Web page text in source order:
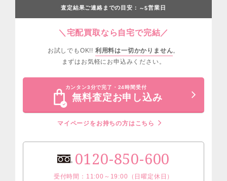
査定結果ご連絡までの目安： ～5営業日
＼宅配買取なら自宅で完結／
お試しでもOK!! 利用料は一切かかりません。
まずはお気軽にお申込みください。
カンタン3分で完了・24時間受付
無料査定お申し込み
マイページをお持ちの方はこちら
0120-850-600
受付時間：11:00～19:00（日曜定休日）